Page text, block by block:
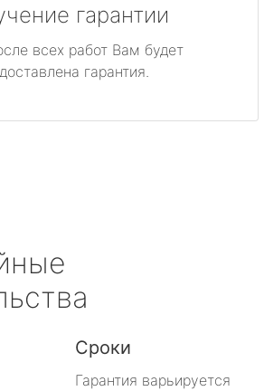
гарантии
всех работ Вам будет
гарантия.
Сроки
Гарантия варьируется